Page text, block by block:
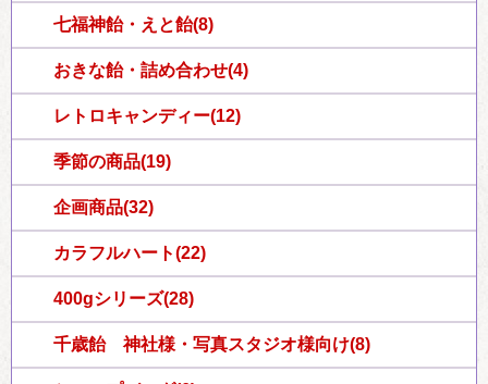
七福神飴・えと飴(8)
おきな飴・詰め合わせ(4)
レトロキャンディー(12)
季節の商品(19)
企画商品(32)
カラフルハート(22)
400gシリーズ(28)
千歳飴 神社様・写真スタジオ様向け(8)